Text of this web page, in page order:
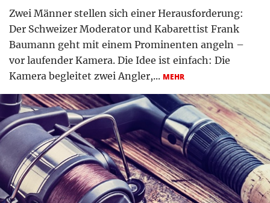
Zwei Männer stellen sich einer Herausforderung:
Der Schweizer Moderator und Kabarettist Frank
Baumann geht mit einem Prominenten angeln –
vor laufender Kamera. Die Idee ist einfach: Die
Kamera begleitet zwei Angler,... MEHR